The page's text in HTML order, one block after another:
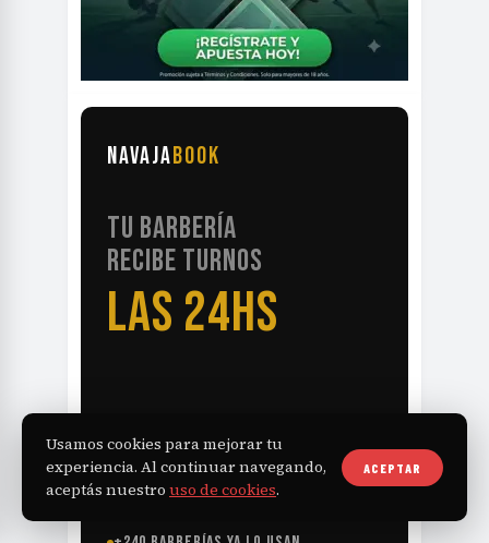
NAVAJABOOK
TU BARBERÍA
RECIBE TURNOS
LAS 24HS
SIN LLAMADAS NI CUADERNO
Usamos cookies para mejorar tu
experiencia. Al continuar navegando,
aceptás nuestro uso de cookies.
ACEPTAR